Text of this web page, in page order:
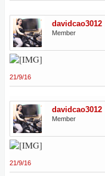
davidcao3012
Member
21/9/16
davidcao3012
Member
21/9/16